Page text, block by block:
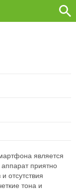
является
приятно
отсутствия
тона и